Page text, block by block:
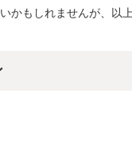
かもしれませんが、以上